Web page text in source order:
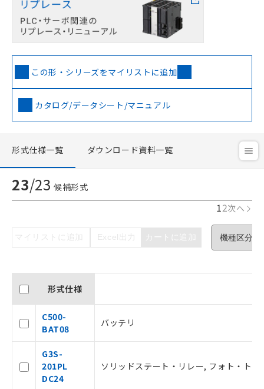
この形・シリーズをマイリストに追加
カタログ/データシート/マニュアル
形式仕様一覧 ダウンロード資料一覧
23/23 候補形式
12次へ
マイリストに追加 Excel出力 カートに追加
形式仕様
C500-
BAT08
バッテリ
G3S-
201PL
DC24
ソリッドステート・リレー, フォト・ト